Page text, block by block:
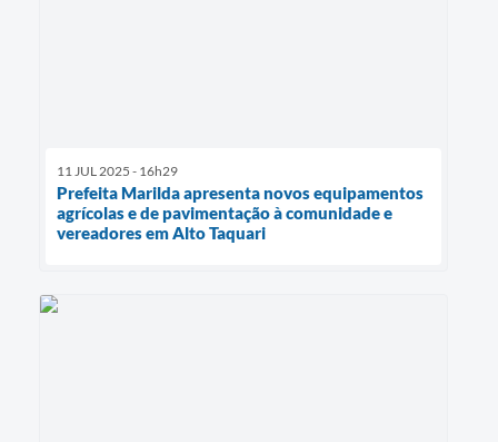
11 JUL 2025 - 16h29
Prefeita Marilda apresenta novos equipamentos
agrícolas e de pavimentação à comunidade e
vereadores em Alto Taquari